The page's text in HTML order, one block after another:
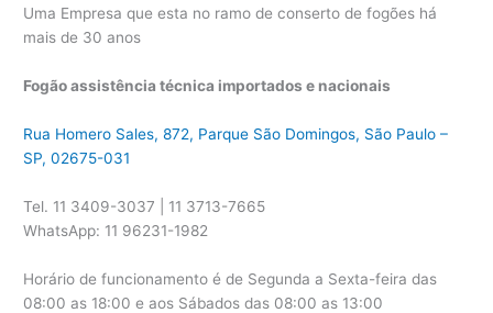
Uma Empresa que esta no ramo de conserto de fogões há
mais de 30 anos
Fogão assistência técnica importados e nacionais
Rua Homero Sales, 872, Parque São Domingos, São Paulo –
SP, 02675-031
Tel. 11 3409-3037 | 11 3713-7665
WhatsApp: 11 96231-1982
Horário de funcionamento é de Segunda a Sexta-feira das
08:00 as 18:00 e aos Sábados das 08:00 as 13:00